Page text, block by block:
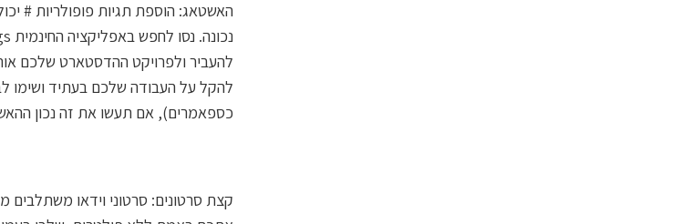
האשטאג: הוספת תגיות פופולריות #
להעביר ולפרויקט ההדסטארט שלכם
כספאמרים), אם תעשו את זה נכון
קצת סרטונים: סרטוני וידאו